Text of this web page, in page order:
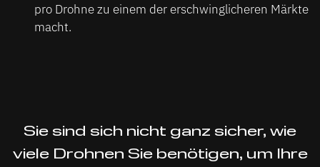
pro Drohne zu einem der erschwinglicheren Märkte
macht.
Sie sind sich nicht ganz sicher, wie
viele Drohnen Sie benötigen, um Ihre